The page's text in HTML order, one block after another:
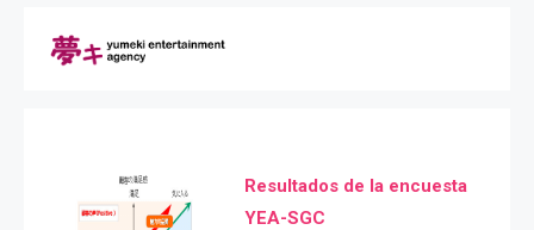
Resultados de la encuesta
YEA-SGC